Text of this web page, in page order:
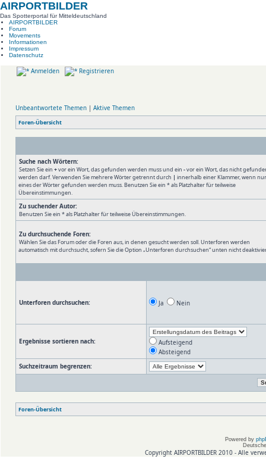
AIRPORTBILDER
Das Spotterportal für Mitteldeutschland
AIRPORTBILDER
Forum
Movements
Informationen
Impressum
Datenschutz
Anmelden Registrieren
Unbeantwortete Themen | Aktive Themen
Foren-Übersicht
Suche nach Wörtern:
Setzen Sie ein +vor ein Wort, das gefunden werden muss und ein -vor ein Wort, das nicht
werden darf. Verwenden Sie mehrere Wörter getrennt durch | innerhalb einer Klammer, wenn nur
eines der Wörter gefunden werden muss. Benutzen Sie ein * als Platzhalter für teilweise
Übereinstimmungen.
Zu suchender Autor:
Benutzen Sie ein * als Platzhalter für teilweise Übereinstimmungen.
Zu durchsuchende Foren:
Wählen Sie das Forum oder die Foren aus, in denen gesucht werden soll. Unterforen werden
automatisch mit durchsucht, sofern Sie die Option „Unterforen durchsuchen“ unten nicht
Unterforen durchsuchen: Ja Nein
Ergebnisse sortieren nach:
Aufsteigend
Absteigend
Suchzeitraum begrenzen:
Foren-Übersicht
Powered by
Copyright AIRPORTBILDER 2010 - Alle